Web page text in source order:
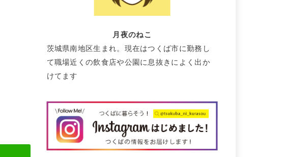
月夜のねこ
茨城県南地区生まれ。現在はつくば市に勤務し
て職場近くの飲食店や公園に息抜きによく出か
けてます